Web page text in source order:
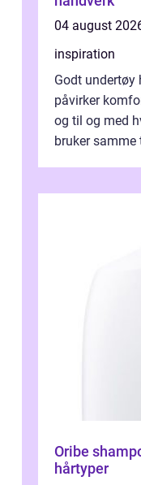
04 august
inspiration
Godt undertøy
påvirker
og til og med
bruker samme
Oribe shampoo luksuspleie
hårtyper